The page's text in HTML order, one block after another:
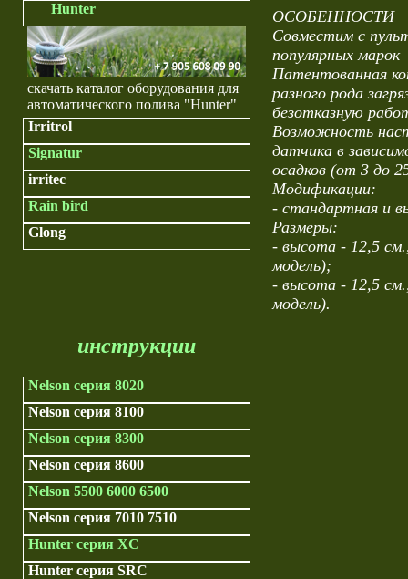
Hunter
скачать каталог оборудования для
автоматического полива "Hunter"
Irritrol
Signatur
irritec
Rain bird
Glong
инструкции
Nelson серия 8020
Nelson серия 8100
Nelson серия 8300
Nelson серия 8600
Nelson 5500 6000 6500
Nelson серия 7010 7510
Hunter серия XC
Hunter серия SRC
ОСОБЕННОСТИ
Совместим с
популярных марок
Патентованная
разного рода
безотказную
Возможность
датчика в
осадков (от 3 до
Модификации:
- стандартная и
Размеры:
- высота - 12,5
модель);
- высота - 12,5
модель).